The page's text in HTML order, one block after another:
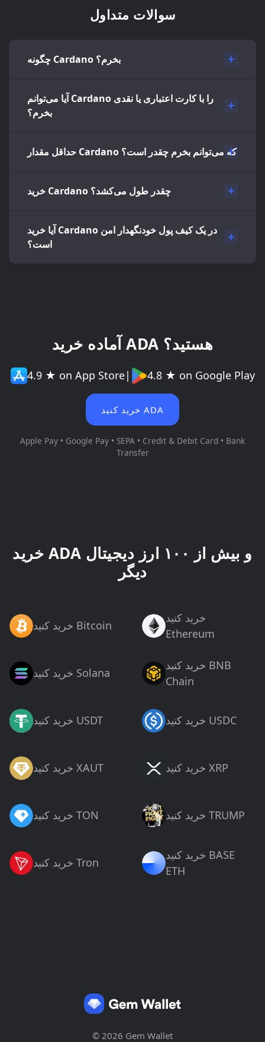
سوالات متداول
چگونه Cardano بخرم؟
آیا می‌توانم Cardano را با کارت اعتباری یا نقدی
بخرم؟
حداقل مقدار Cardano که می‌توانم بخرم چقدر است؟
خرید Cardano چقدر طول می‌کشد؟
آیا خرید Cardano در یک کیف پول خودنگهدار امن
است؟
آماده خرید ADA هستید؟
4.9 ★ on App Store| 4.8 ★ on Google Play
خرید کنید ADA
Apple Pay • Google Pay • SEPA • Credit & Debit Card • Bank
Transfer
خرید ADA و بیش از ۱۰۰ ارز دیجیتال
دیگر
خرید کنید Bitcoin
خرید کنید
Ethereum
خرید کنید Solana
خرید کنید BNB
Chain
خرید کنید USDT خرید کنید USDC
خرید کنید XAUT خرید کنید XRP
خرید کنید TON خرید کنید TRUMP
خرید کنید Tron
خرید کنید BASE
ETH
© 2026 Gem Wallet